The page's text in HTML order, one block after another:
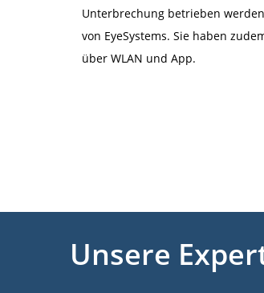
Unterbrechung betrieben
von EyeSystems. Sie haben
über WLAN und App.
Unsere